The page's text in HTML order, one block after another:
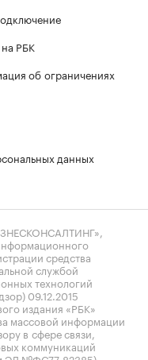
РБК
об ограничениях
данных
средства
службой
технологий
09.12.2015
издания «РБК»
массовой информации
в сфере связи,
коммуникаций